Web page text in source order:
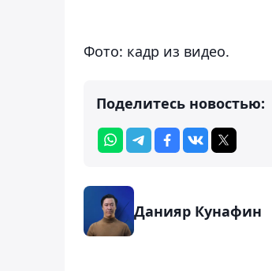
Фото: кадр из видео.
Поделитесь новостью:
Данияр Кунафин